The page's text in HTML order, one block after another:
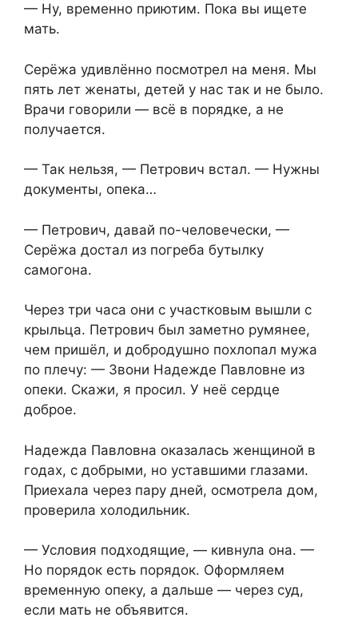
— Ну, временно приютим. Пока вы ищете
мать.
Серёжа удивлённо посмотрел на меня. Мы
пять лет женаты, детей у нас так и не было.
Врачи говорили — всё в порядке, а не
получается.
— Так нельзя, — Петрович встал. — Нужны
документы, опека…
— Петрович, давай по-человечески, —
Серёжа достал из погреба бутылку
самогона.
Через три часа они с участковым вышли с
крыльца. Петрович был заметно румянее,
чем пришёл, и добродушно похлопал мужа
по плечу: — Звони Надежде Павловне из
опеки. Скажи, я просил. У неё сердце
доброе.
Надежда Павловна оказалась женщиной в
годах, с добрыми, но уставшими глазами.
Приехала через пару дней, осмотрела дом,
проверила холодильник.
— Условия подходящие, — кивнула она. —
Но порядок есть порядок. Оформляем
временную опеку, а дальше — через суд,
если мать не объявится.